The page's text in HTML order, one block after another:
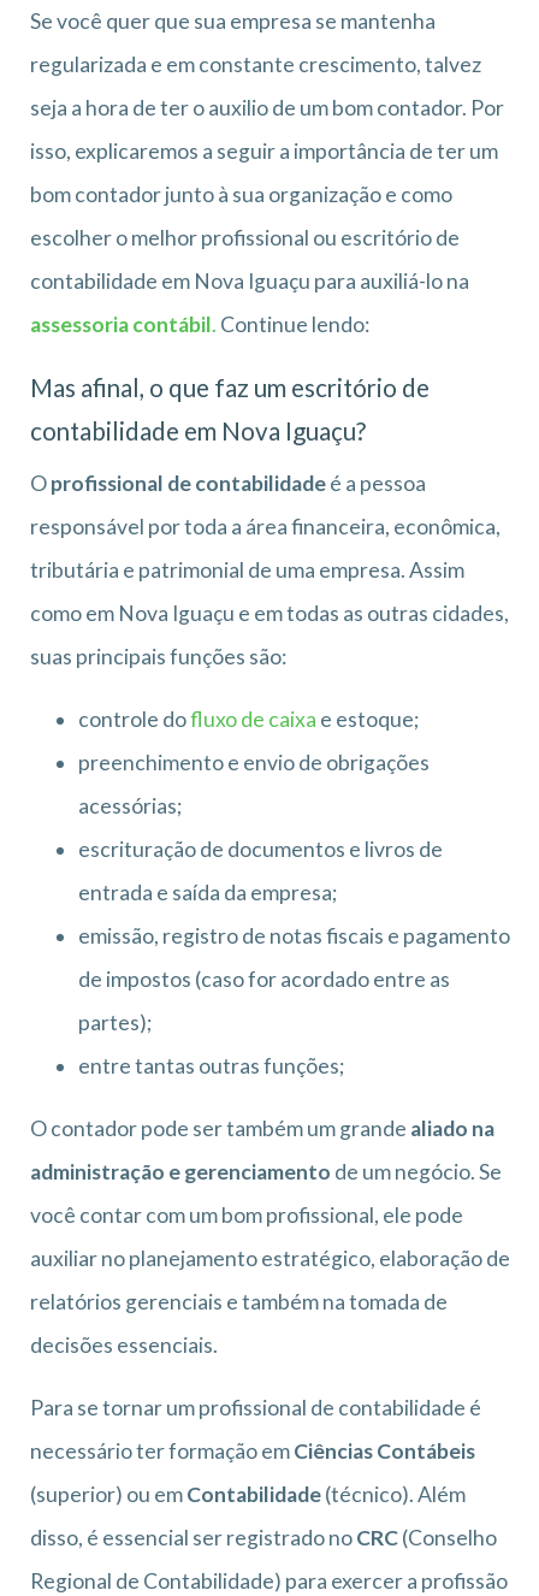
Se você quer que sua empresa se mantenha
regularizada e em constante crescimento, talvez
seja a hora de ter o auxilio de um bom contador. Por
isso, explicaremos a seguir a importância de ter um
bom contador junto à sua organização e como
escolher o melhor profissional ou escritório de
contabilidade em Nova Iguaçu para auxiliá-lo na
assessoria contábil. Continue lendo:
Mas afinal, o que faz um escritório de
contabilidade em Nova Iguaçu?
Oprofissional de contabilidadeé a pessoa
responsável por toda a área financeira, econômica,
tributária e patrimonial de uma empresa. Assim
como em Nova Iguaçu e em todas as outras cidades,
suas principais funções são:
controle dofluxo de caixa e estoque;
preenchimento e envio de obrigações
acessórias;
escrituração de documentos e livros de
entrada e saída da empresa;
emissão, registro de notas fiscais e pagamento
de impostos (caso for acordado entre as
partes);
entre tantas outras funções;
O contador pode ser também um grande aliado na
administração e gerenciamento de um negócio. Se
você contar com um bom profissional, ele pode
auxiliar no planejamento estratégico, elaboração de
relatórios gerenciais e também na tomada de
decisões essenciais.
Para se tornar um profissional de contabilidade é
necessário ter formação emCiências Contábeis
(superior) ou emContabilidade(técnico). Além
disso, é essencial ser registrado noCRC(Conselho
Regional de Contabilidade) para exercer a profissão